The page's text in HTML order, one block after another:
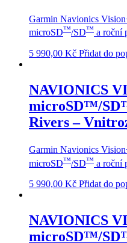
Garmin Navionics
microSD™/SD™ a roční
5 990,00 Kč Přidat do
NAVIONICS
microSD™/
Rivers –
Garmin Navionics
microSD™/SD™ a roční
5 990,00 Kč Přidat do
NAVIONICS
microSD™/